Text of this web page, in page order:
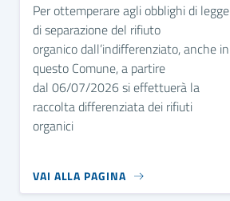
Per ottemperare agli obblighi di legge
di separazione del rifiuto
organico dall’indifferenziato, anche in
questo Comune, a partire
dal 06/07/2026 si effettuerà la
raccolta differenziata dei rifiuti
organici
VAI ALLA PAGINA